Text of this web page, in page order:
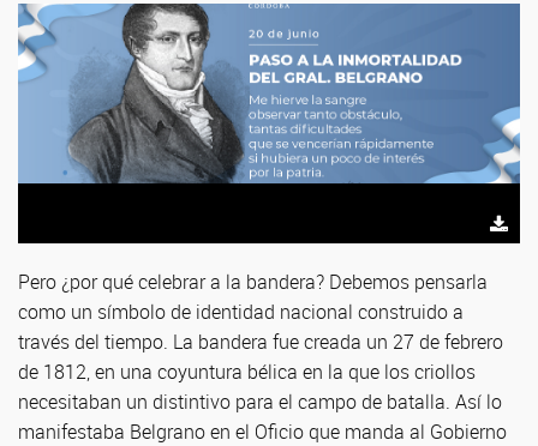
Pero ¿por qué celebrar a la bandera? Debemos pensarla
como un símbolo de identidad nacional construido a
través del tiempo. La bandera fue creada un 27 de febrero
de 1812, en una coyuntura bélica en la que los criollos
necesitaban un distintivo para el campo de batalla. Así lo
manifestaba Belgrano en el Oficio que manda al Gobierno